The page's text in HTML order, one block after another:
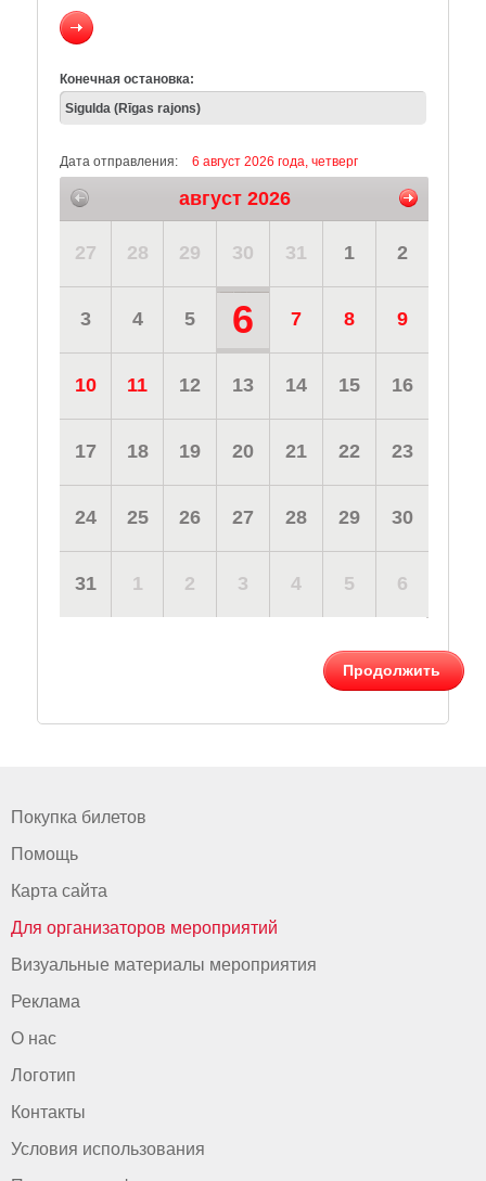
Конечная остановка:
Дата отправления: 6 август 2026 года, четверг
август 2026
27 28 29 30 31 1 2
3 4 5 6 7 8 9
10 11 12 13 14 15 16
17 18 19 20 21 22 23
24 25 26 27 28 29 30
31 1 2 3 4 5 6
Продолжить
Покупка билетов
Помощь
Карта сайта
Для организаторов мероприятий
Визуальные материалы мероприятия
Реклама
О нас
Логотип
Контакты
Условия использования